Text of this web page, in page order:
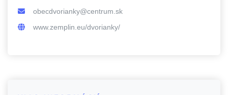
obecdvorianky@centrum.sk
www.zemplin.eu/dvorianky/